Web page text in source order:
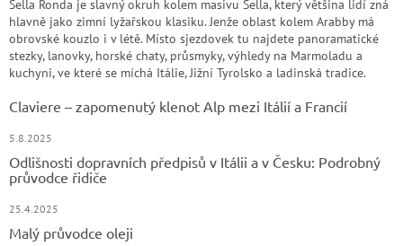
Sella Ronda je slavný okruh kolem masivu Sella, který většina lidí zná
hlavně jako zimní lyžařskou klasiku. Jenže oblast kolem Arabby má
obrovské kouzlo i v létě. Místo sjezdovek tu najdete panoramatické
stezky, lanovky, horské chaty, průsmyky, výhledy na Marmoladu a
kuchyni, ve které se míchá Itálie, Jižní Tyrolsko a ladinská tradice.
Claviere – zapomenutý klenot Alp mezi Itálií a Francií
5.8.2025
Odlišnosti dopravních předpisů v Itálii a v Česku: Podrobný
průvodce řidiče
25.4.2025
Malý průvodce oleji